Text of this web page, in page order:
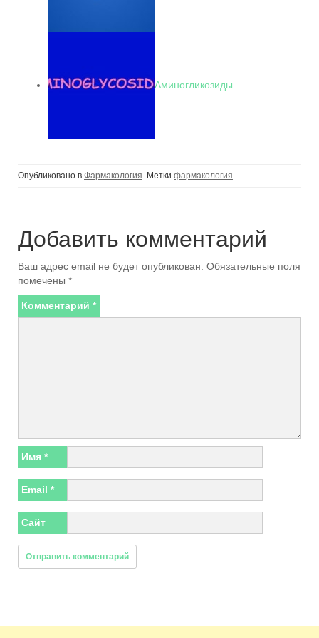
Аминогликозиды
Опубликовано в Фармакология Метки фармакология
Добавить комментарий
Ваш адрес email не будет опубликован. Обязательные поля
помечены *
Комментарий *
Имя *
Email *
Сайт